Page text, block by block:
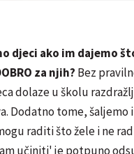
djeci ako im dajemo
za njih? Bez
dolaze u školu
Dodatno tome, šaljemo
raditi što žele i ne
učiniti' je potpuno